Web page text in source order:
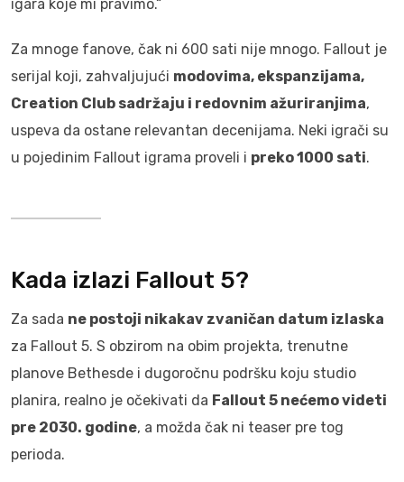
igara koje mi pravimo.“
Za mnoge fanove, čak ni 600 sati nije mnogo. Fallout je
serijal koji, zahvaljujući modovima, ekspanzijama,
Creation Club sadržaju i redovnim ažuriranjima,
uspeva da ostane relevantan decenijama. Neki igrači su
u pojedinim Fallout igrama proveli i preko 1000 sati.
Kada izlazi Fallout 5?
Za sada ne postoji nikakav zvaničan datum izlaska
za Fallout 5. S obzirom na obim projekta, trenutne
planove Bethesde i dugoročnu podršku koju studio
planira, realno je očekivati da Fallout 5 nećemo videti
pre 2030. godine, a možda čak ni teaser pre tog
perioda.